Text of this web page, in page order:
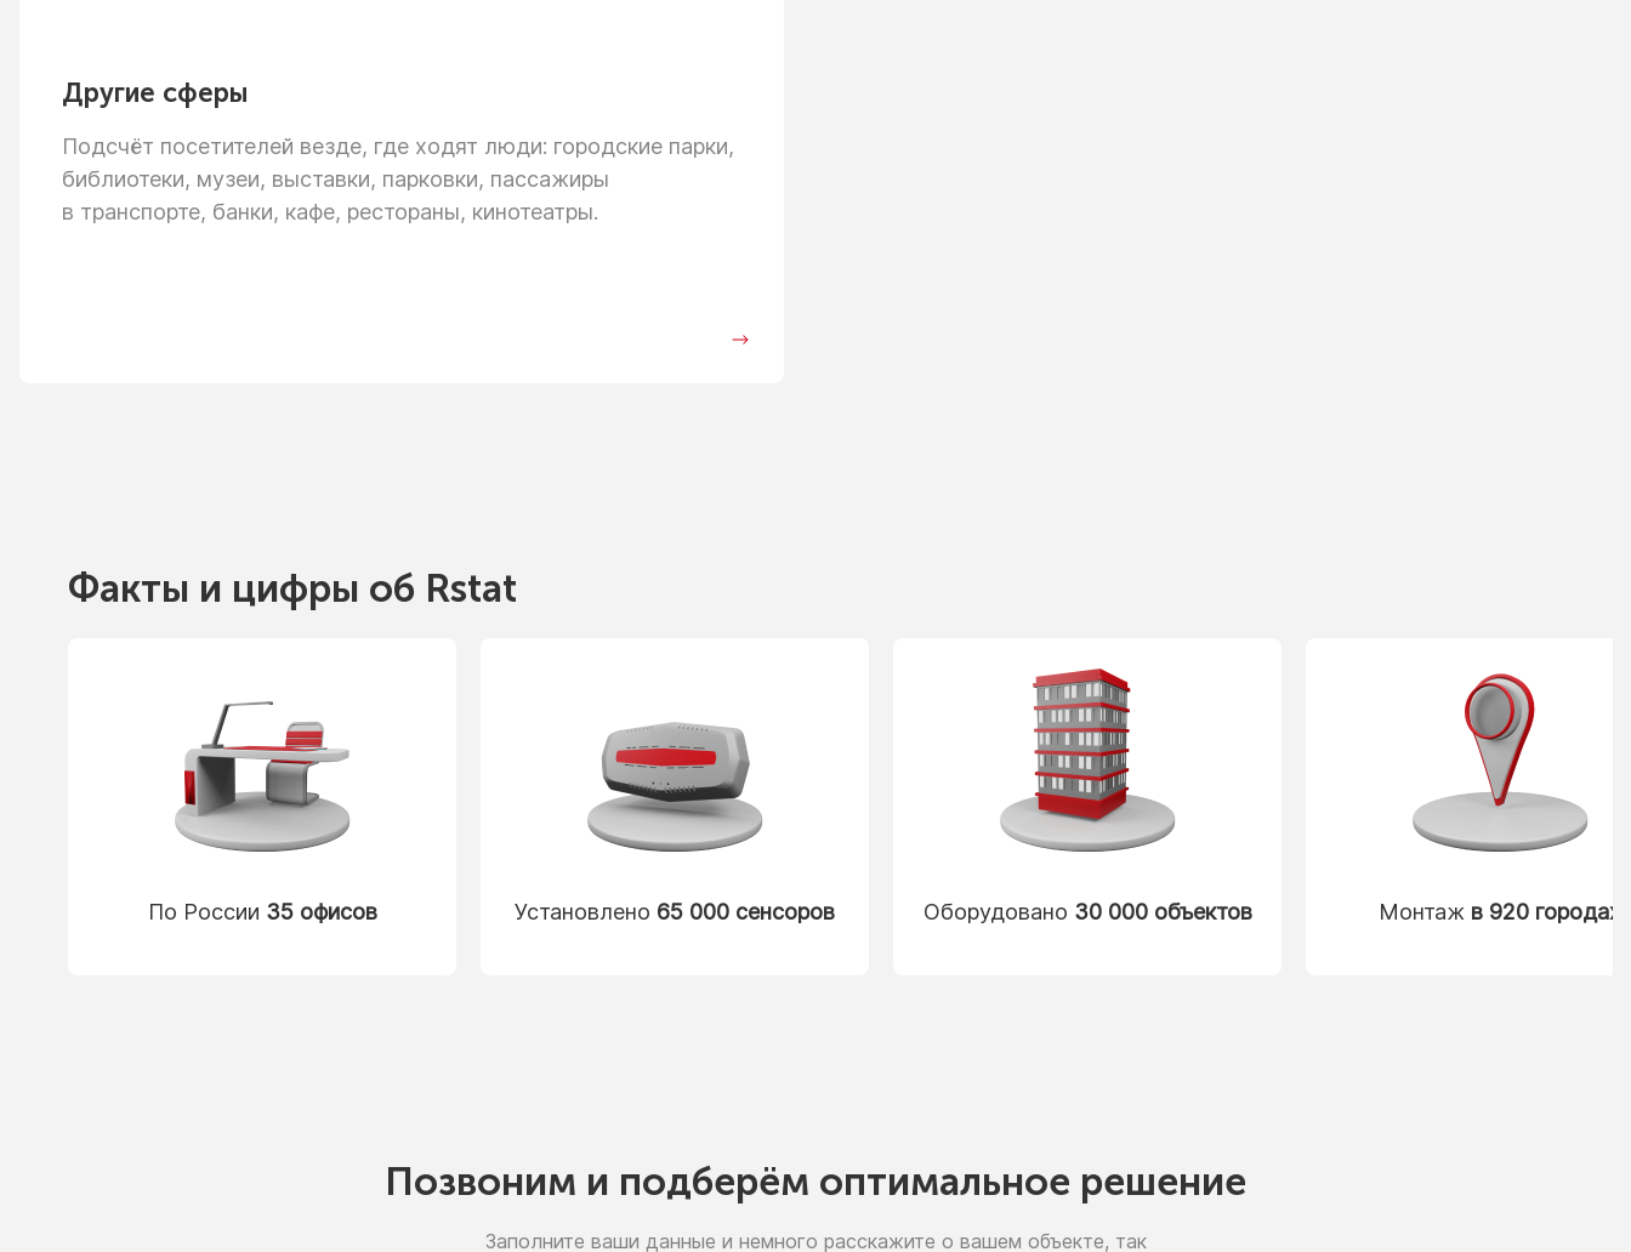
Другие сферы
Подсчёт посетителей везде, где ходят люди: городские парки,
библиотеки, музеи, выставки, парковки, пассажиры
в транспорте, банки, кафе, рестораны, кинотеатры.
Факты и цифры об Rstat
По России 35 офисов Установлено 65 000 сенсоров Оборудовано 30 000 объектов Монтаж в 920 городах
Позвоним и подберём оптимальное решение
Заполните ваши данные и немного расскажите о вашем объекте, так